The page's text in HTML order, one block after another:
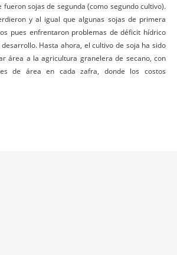
fueron sojas de segunda (como segundo cultivo).
y al igual que algunas sojas de primera
pues enfrentaron problemas de déficit hídrico
Hasta ahora, el cultivo de soja ha sido
área a la agricultura granelera de secano, con
de área en cada zafra, donde los costos